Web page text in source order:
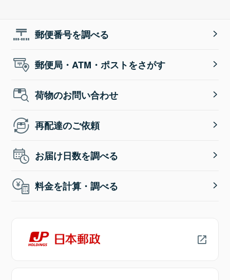
郵便番号を調べる
郵便局・ATM・ポストをさがす
荷物のお問い合わせ
再配達のご依頼
お届け日数を調べる
料金を計算・調べる